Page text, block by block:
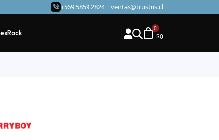
+569 5859 2824 | ventas@trustus.cl
Rack $0